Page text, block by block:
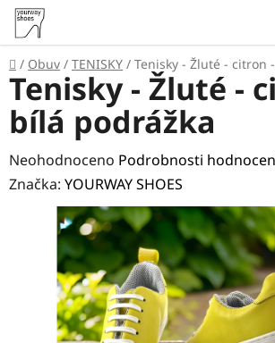
Přejít
obsah
Domů
/ Obuv / TENISKY / Tenisky - Žluté - citron
Tenisky - Žluté -
bílá podrážka
Průměrné
hodnocení
produktu
hvězdiček.
Neohodnoceno Podrobnosti
Značka: YOURWAY SHOES